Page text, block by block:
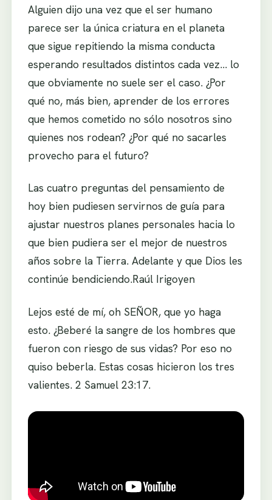
Alguien dijo una vez que el ser humano
parece ser la única criatura en el planeta
que sigue repitiendo la misma conducta
esperando resultados distintos cada vez… lo
que obviamente no suele ser el caso. ¿Por
qué no, más bien, aprender de los errores
que hemos cometido no sólo nosotros sino
quienes nos rodean? ¿Por qué no sacarles
provecho para el futuro?
Las cuatro preguntas del pensamiento de
hoy bien pudiesen servirnos de guía para
ajustar nuestros planes personales hacia lo
que bien pudiera ser el mejor de nuestros
años sobre la Tierra. Adelante y que Dios les
continúe bendiciendo.Raúl Irigoyen
Lejos esté de mí, oh SEÑOR, que yo haga
esto. ¿Beberé la sangre de los hombres que
fueron con riesgo de sus vidas? Por eso no
quiso beberla. Estas cosas hicieron los tres
valientes. 2 Samuel 23:17.